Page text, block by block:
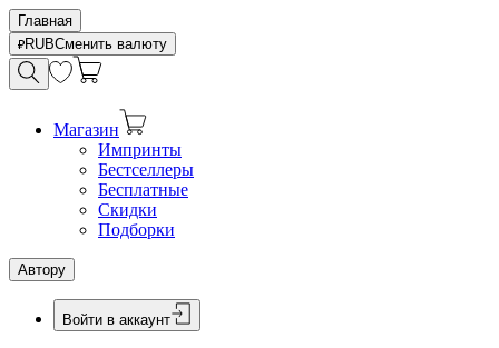
Главная
RUBСменить валюту
Магазин
Импринты
Бестселлеры
Бесплатные
Скидки
Подборки
Автору
Войти в аккаунт